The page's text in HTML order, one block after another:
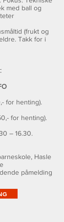
med ball og
(frukt og
Takk for i
for henting).
for henting).
– 16.30.
Hasle
påmelding